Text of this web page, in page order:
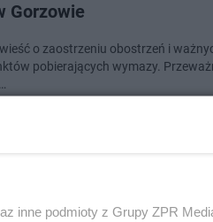
Gorzowie
o zaostrzeniu obostrzeń i
pobierających wymazy.
na walkę z
inne podmioty z Grupy ZPR